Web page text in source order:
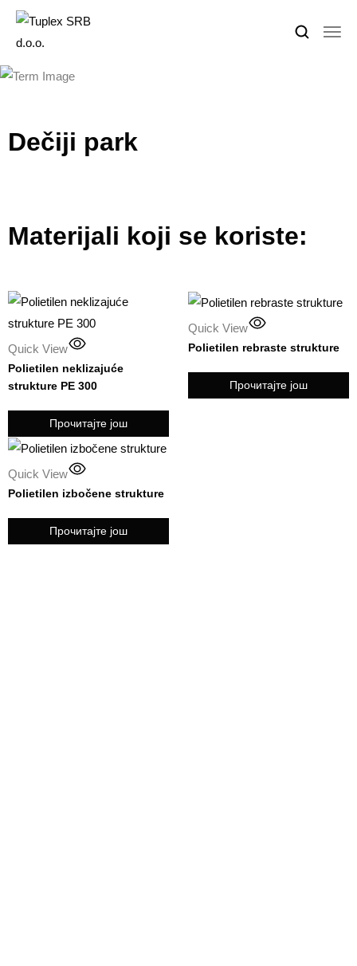
Dečiji park
Materijali koji se koriste:
Quick View
Polietilen neklizajuće
strukture PE 300
Прочитајте још
Quick View
Polietilen rebraste strukture
Прочитајте још
Quick View
Polietilen izbočene strukture
Прочитајте још